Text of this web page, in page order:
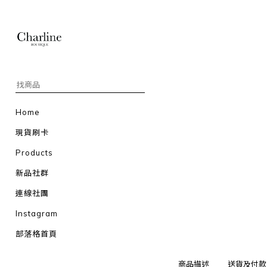
Home
現貨刷卡
Products
新品社群
連線社團
Instagram
部落格首頁
商品描述 送貨及付